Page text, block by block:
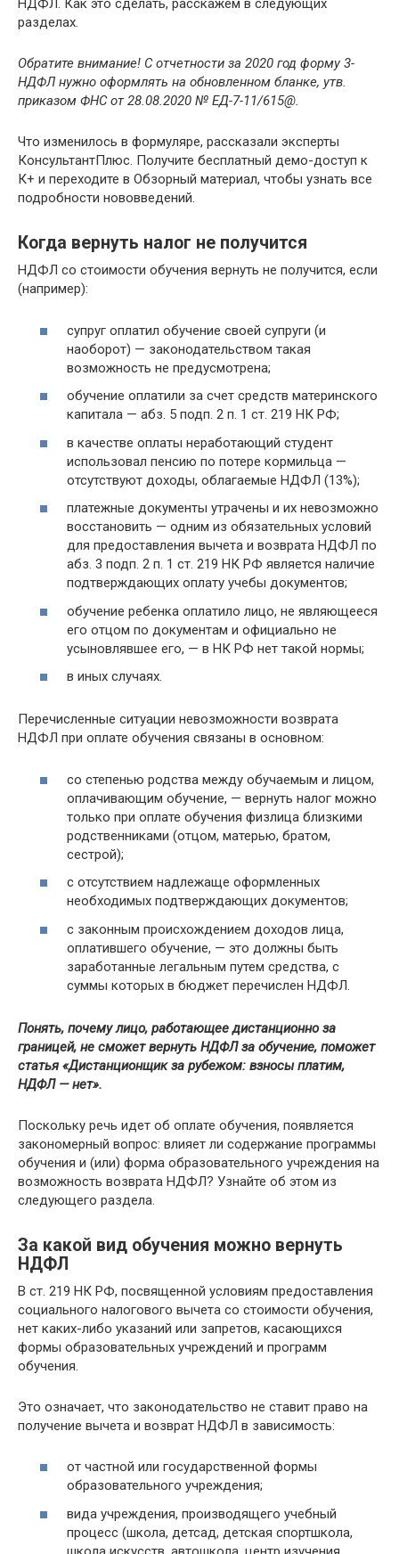
НДФЛ. Как это сделать, расскажем в следующих
разделах.
Обратите внимание! С отчетности за 2020 год форму 3-
НДФЛ нужно оформлять на обновленном бланке, утв.
приказом ФНС от 28.08.2020 № ЕД-7-11/615@.
Что изменилось в формуляре, рассказали эксперты
КонсультантПлюс. Получите бесплатный демо-доступ к
К+ и переходите в Обзорный материал, чтобы узнать все
подробности нововведений.
Когда вернуть налог не получится
НДФЛ со стоимости обучения вернуть не получится, если
(например):
супруг оплатил обучение своей супруги (и
наоборот) — законодательством такая
возможность не предусмотрена;
обучение оплатили за счет средств материнского
капитала — абз. 5 подп. 2 п. 1 ст. 219 НК РФ;
в качестве оплаты неработающий студент
использовал пенсию по потере кормильца —
отсутствуют доходы, облагаемые НДФЛ (13%);
платежные документы утрачены и их невозможно
восстановить — одним из обязательных условий
для предоставления вычета и возврата НДФЛ по
абз. 3 подп. 2 п. 1 ст. 219 НК РФ является наличие
подтверждающих оплату учебы документов;
обучение ребенка оплатило лицо, не являющееся
его отцом по документам и официально не
усыновлявшее его, — в НК РФ нет такой нормы;
в иных случаях.
Перечисленные ситуации невозможности возврата
НДФЛ при оплате обучения связаны в основном:
со степенью родства между обучаемым и лицом,
оплачивающим обучение, — вернуть налог можно
только при оплате обучения физлица близкими
родственниками (отцом, матерью, братом,
сестрой);
с отсутствием надлежаще оформленных
необходимых подтверждающих документов;
с законным происхождением доходов лица,
оплатившего обучение, — это должны быть
заработанные легальным путем средства, с
суммы которых в бюджет перечислен НДФЛ.
Понять, почему лицо, работающее дистанционно за
границей, не сможет вернуть НДФЛ за обучение, поможет
статья «Дистанционщик за рубежом: взносы платим,
НДФЛ — нет».
Поскольку речь идет об оплате обучения, появляется
закономерный вопрос: влияет ли содержание программы
обучения и (или) форма образовательного учреждения на
возможность возврата НДФЛ? Узнайте об этом из
следующего раздела.
За какой вид обучения можно вернуть
НДФЛ
В ст. 219 НК РФ, посвященной условиям предоставления
социального налогового вычета со стоимости обучения,
нет каких-либо указаний или запретов, касающихся
формы образовательных учреждений и программ
обучения.
Это означает, что законодательство не ставит право на
получение вычета и возврат НДФЛ в зависимость:
от частной или государственной формы
образовательного учреждения;
вида учреждения, производящего учебный
процесс (школа, детсад, детская спортшкола,